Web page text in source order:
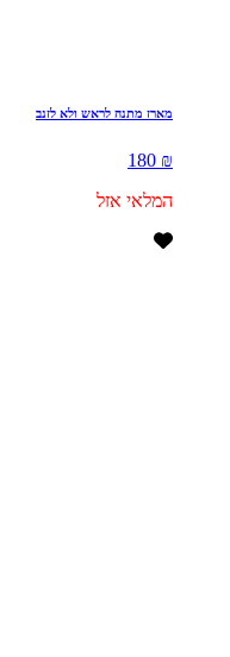
מארז מתנה לראש ולא לזנב
₪ 180
המלאי אזל